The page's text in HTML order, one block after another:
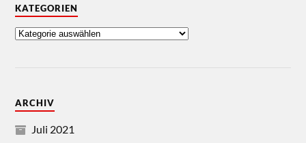
KATEGORIEN
ARCHIV
Juli 2021